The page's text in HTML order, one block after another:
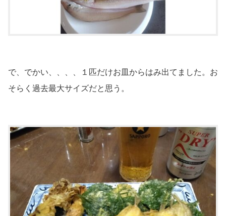
で、でかい、、、、１匹だけお皿からはみ出てました。お
そらく過去最大サイズだと思う。